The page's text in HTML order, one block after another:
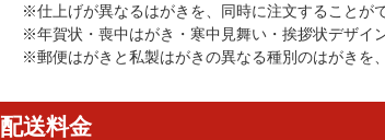
※仕上げが異なるはがきを、同時に注文することが
※年賀状・喪中はがき・寒中見舞い・挨拶状デザイ
※郵便はがきと私製はがきの異なる種別のはがきを
配送料金